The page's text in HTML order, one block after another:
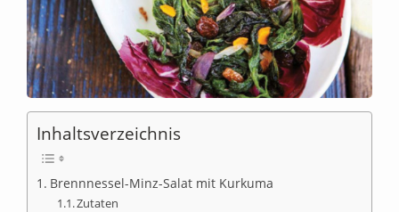
Inhaltsverzeichnis
Brennnessel-Minz-Salat mit Kurkuma
Zutaten